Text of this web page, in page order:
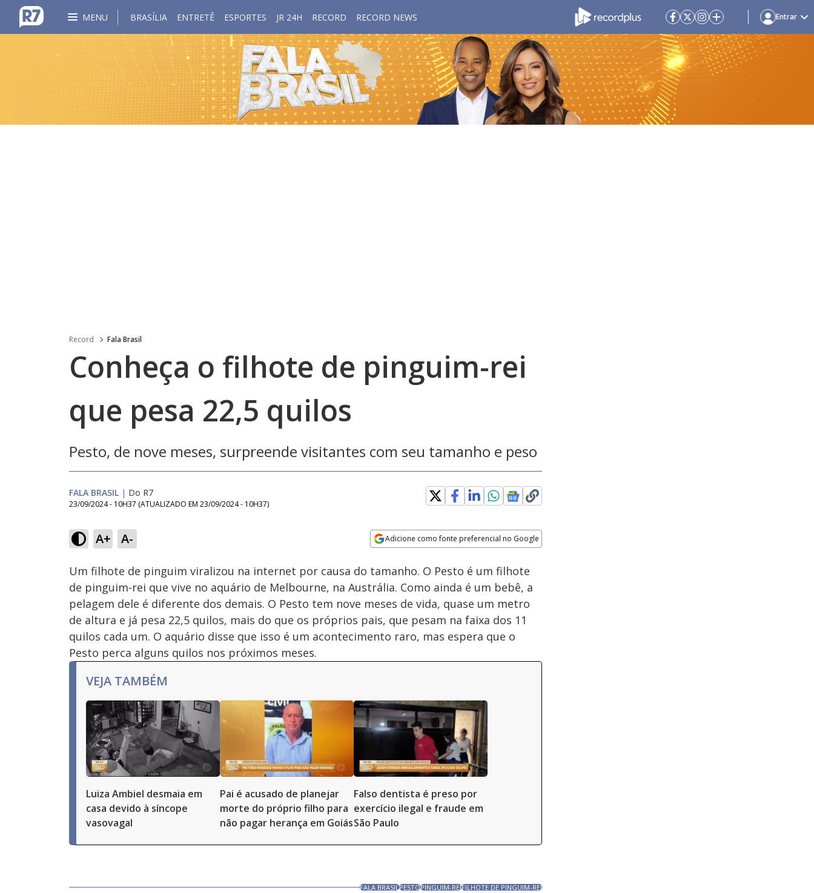
MENU BRASÍLIA ENTRETÊ ESPORTES JR 24H RECORD RECORD NEWS Entrar
Record Fala Brasil
Conheça o filhote de pinguim-rei
que pesa 22,5 quilos
Pesto, de nove meses, surpreende visitantes com seu tamanho e peso
FALA BRASIL | Do R7
23/09/2024 - 10H37 (ATUALIZADO EM 23/09/2024 - 10H37)
A+ A- Adicione como fonte preferencial no Google
Ativar
Som
Velocidade
Um filhote de pinguim viralizou na internet por causa do tamanho. O Pesto é um filhote
de pinguim-rei que vive no aquário de Melbourne, na Austrália. Como ainda é um bebê, a
pelagem dele é diferente dos demais. O Pesto tem nove meses de vida, quase um metro
de altura e já pesa 22,5 quilos, mais do que os próprios pais, que pesam na faixa dos 11
quilos cada um. O aquário disse que isso é um acontecimento raro, mas espera que o
Pesto perca alguns quilos nos próximos meses.
VEJA TAMBÉM
Luiza Ambiel desmaia em
casa devido à síncope
vasovagal
Pai é acusado de planejar
morte do próprio filho para
não pagar herança em Goiás
Falso dentista é preso por
exercício ilegal e fraude em
São Paulo
FALA BRASILPESTOPINGUIM-REIFILHOTE DE PINGUIM-REI